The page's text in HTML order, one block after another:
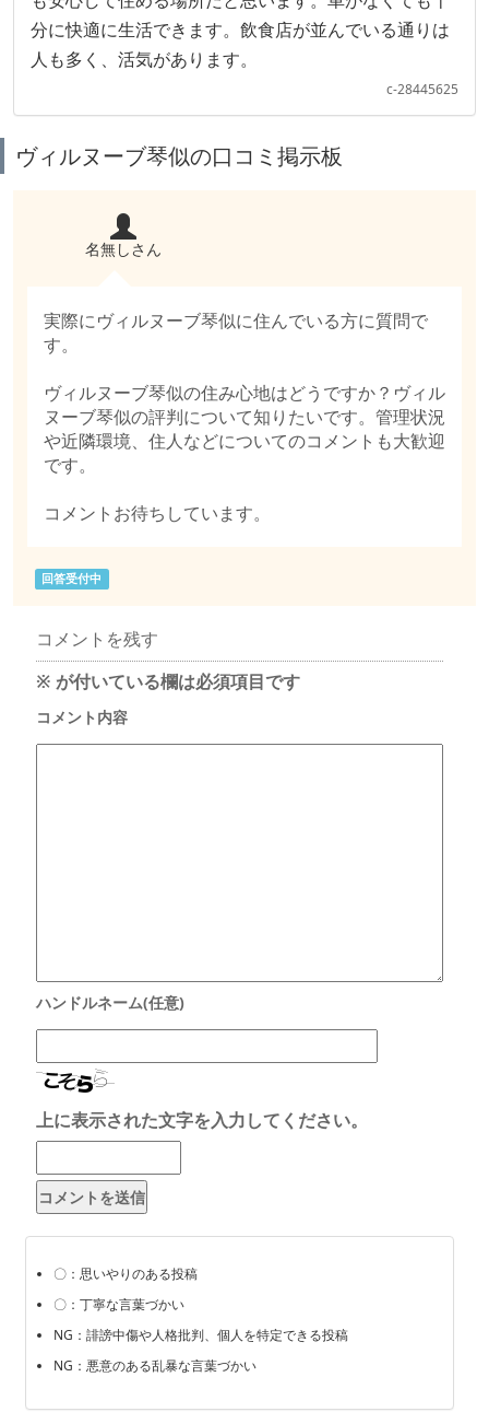
分に快適に生活できます。飲食店が並んでいる通りは
人も多く、活気があります。
c-28445625
ヴィルヌーブ琴似の口コミ掲示板
名無しさん
実際にヴィルヌーブ琴似に住んでいる方に質問で
す。
ヴィルヌーブ琴似の住み心地はどうですか？ヴィル
ヌーブ琴似の評判について知りたいです。管理状況
や近隣環境、住人などについてのコメントも大歓迎
です。
コメントお待ちしています。
回答受付中
コメントを残す
※ が付いている欄は必須項目です
上に表示された文字を入力してください。
〇：思いやりのある投稿
〇：丁寧な言葉づかい
NG：誹謗中傷や人格批判、個人を特定できる投稿
NG：悪意のある乱暴な言葉づかい